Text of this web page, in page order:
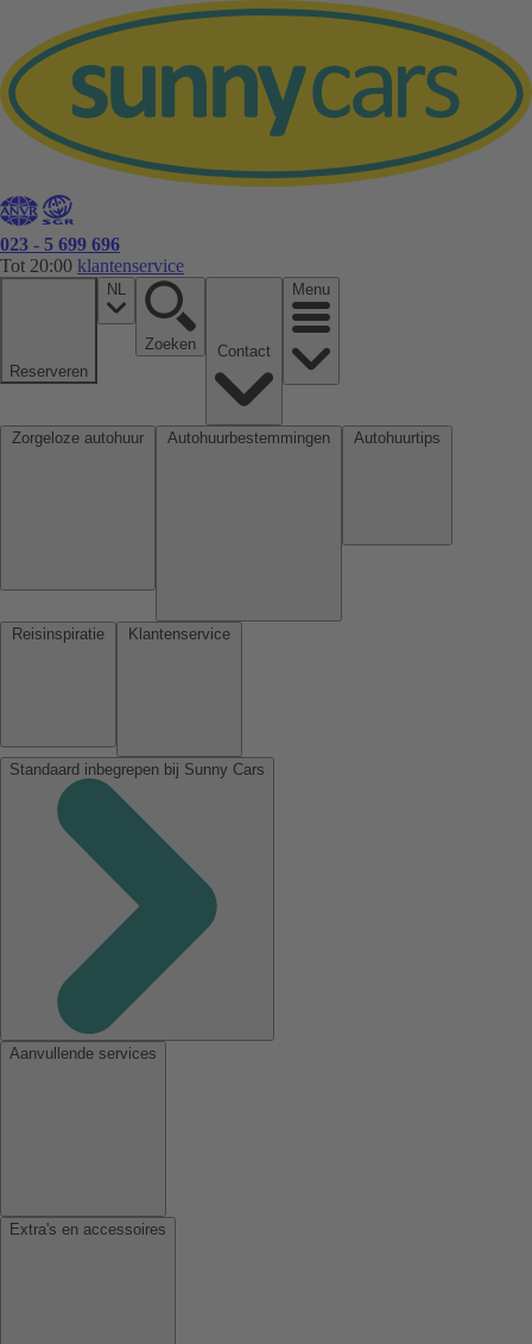
023 - 5 699 696
Tot 20:00 klantenservice
Reserveren
NL
Zoeken
Menu
Standaard inbegrepen bij Sunny Cars
Aanvullende services
Extra's en accessoires